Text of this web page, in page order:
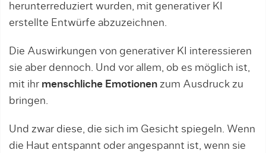
herunterreduziert wurden, mit generativer KI
erstellte Entwürfe abzuzeichnen.
Die Auswirkungen von generativer KI interessieren
sie aber dennoch. Und vor allem, ob es möglich ist,
mit ihr menschliche Emotionen zum Ausdruck zu
bringen.
Und zwar diese, die sich im Gesicht spiegeln. Wenn
die Haut entspannt oder angespannt ist, wenn sie